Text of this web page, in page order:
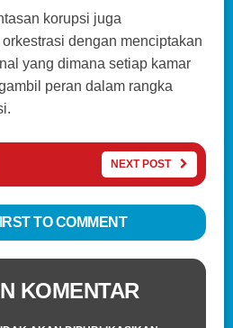
korupsi juga
dengan menciptakan
yang dimana setiap kamar
peran dalam rangka
NEXT POST
TO COMMENT
KOMENTAR